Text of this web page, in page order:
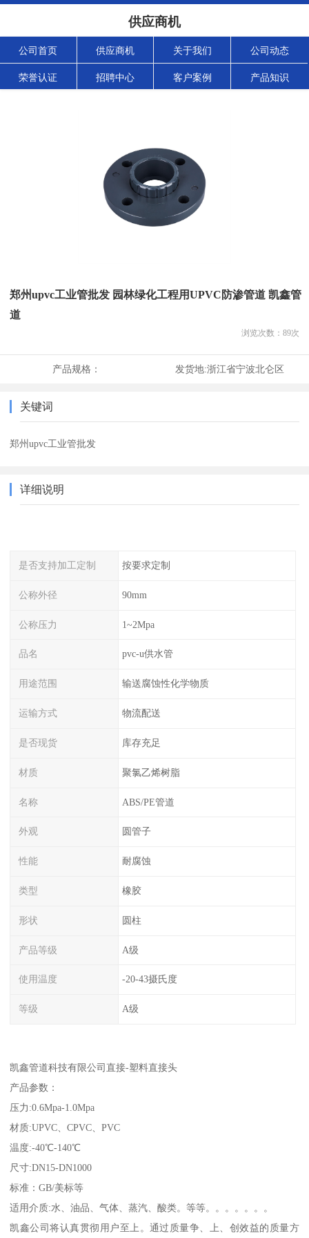
供应商机
公司首页 供应商机 关于我们 公司动态
荣誉认证 招聘中心 客户案例 产品知识
郑州upvc工业管批发 园林绿化工程用UPVC防渗管道 凯鑫管
道
浏览次数： 89次
产品规格： 发货地:浙江省宁波北仑区
关键词
郑州upvc工业管批发
详细说明
是否支持加工定制 按要求定制
公称外径 90mm
公称压力 1~2Mpa
品名 pvc-u供水管
用途范围 输送腐蚀性化学物质
运输方式 物流配送
是否现货 库存充足
材质 聚氯乙烯树脂
名称 ABS/PE管道
外观 圆管子
性能 耐腐蚀
类型 橡胶
形状 圆柱
产品等级 A级
使用温度 -20-43摄氏度
等级 A级
凯鑫管道科技有限公司直接-塑料直接头
产品参数：
压力:0.6Mpa-1.0Mpa
材质:UPVC、CPVC、PVC
温度:-40℃-140℃
尺寸:DN15-DN1000
标准：GB/美标等
适用介质:水、油品、气体、蒸汽、酸类。等等。。。。。。。
凯鑫公司将认真贯彻用户至上。通过质量争、上、创效益的质量方